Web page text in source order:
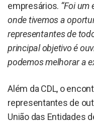
empresários. “Foi um
onde tivemos a
representantes de
principal objetivo é
podemos melhorar a
Além da CDL, o
representantes de
União das Entidades